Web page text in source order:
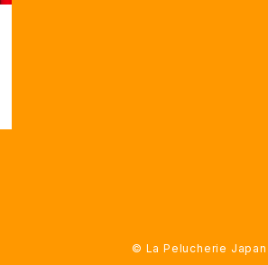
© La Pelucherie Japan